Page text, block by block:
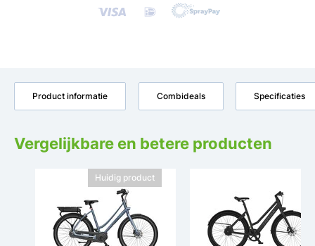
Product informatie Combideals Specificaties
Vergelijkbare en betere producten
Huidig product